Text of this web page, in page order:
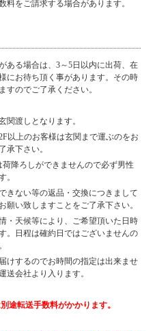
料をご請求する場合があります。
ある場合は、3～5日以内に出荷、在
にお待ち頂く事があります。その時
すのでご了承ください。
関渡しとなります。
以上のお客様は玄関まで運ぶのをお
承下さい。
降ろしができませんので必ず男性
。
きない等の返品・交換につきまして
い致しますことをご了承下さい。
・天候等により、ご希望頂いた日時
。日程は確約日ではございませんの
けするのでお時間の指定は出来ませ
送会社より入ります。
途転送手数料がかかります。